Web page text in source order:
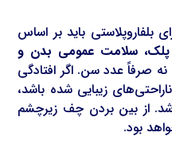
باید بر اساس
پلک، سلامت عمومی بدن و
نه صرفاً عدد سن. اگر افتادگی
زیبایی شده باشد،
از بین بردن چف زیرچشم